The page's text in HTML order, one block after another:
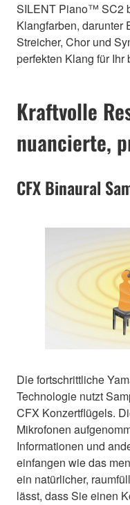
SILENT Piano™ SC2
Klangfarben, darunter
Streicher, Chor und
perfekten Klang für Ihr
Kraftvolle
nuancierte,
CFX Binaural
Die fortschrittliche
Technologie nutzt
CFX Konzertflügels.
Mikrofonen
Informationen und
einfangen wie das
ein natürlicher,
lässt, dass Sie einen